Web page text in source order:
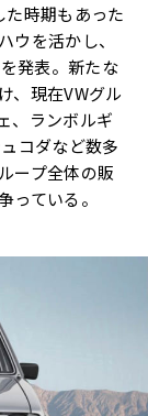
時期もあった
ウを活かし、
発表。新たな
、現在VWグル
、ランボルギ
コダなど数多
ープ全体の販
っている。